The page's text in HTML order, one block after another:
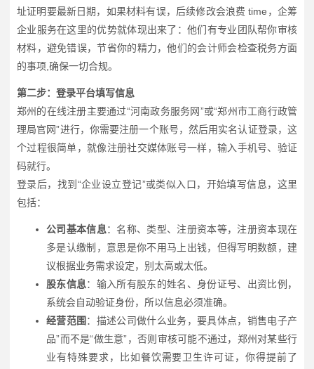
址证明要最新日期，如果材料有误，后续修改会浪费 time，企筹
企业服务在这里的优势就体现出来了：他们有专业团队帮你审核
材料，避免错误，节省你的精力，他们的会计师会检查税务方面
的事项,确保一切合规。
第二步：登录平台填写信息
郑州的在线注册主要通过“河南政务服务网”或“郑州市工商行政管
理局官网”进行，你需要注册一个账号，然后用实名认证登录，这
个过程很简单，就像注册社交媒体账号一样，输入手机号、验证
码就行。
登录后，找到“企业设立登记”或类似入口，开始填写信息，这里
包括：
公司基本信息：名称、类型、注册资本等，注册资本现在
多是认缴制，意思是你不用马上出钱，但得写明数额，建
议根据业务需求设定，别太高或太低。
股东信息：输入所有股东的姓名、身份证号、出资比例，
系统会自动验证身份，所以信息必须准确。
经营范围 ：描述公司做什么业务，要具体点，销售电子产
品”而不是“做生意”，否则审核可能不通过，郑州对某些行
业有特殊要求，比如餐饮需要卫生许可证，你得提前了